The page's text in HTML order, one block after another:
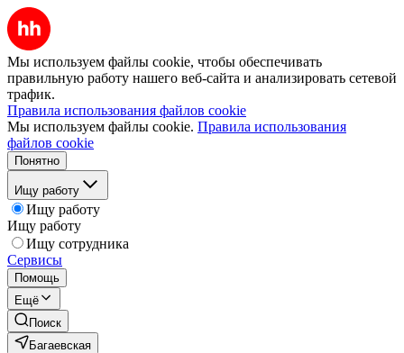
Мы используем файлы cookie, чтобы обеспечивать
правильную работу нашего веб-сайта и анализировать сетевой
трафик.
Правила использования файлов cookie
Мы используем файлы cookie. Правила использования
файлов cookie
Понятно
Ищу работу
Ищу работу
Ищу работу
Ищу сотрудника
Сервисы
Помощь
Ещё
Поиск
Багаевская